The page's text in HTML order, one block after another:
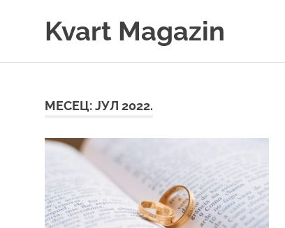
Kvart Magazin
vas!
МЕСЕЦ:ЈУЛ 2022.